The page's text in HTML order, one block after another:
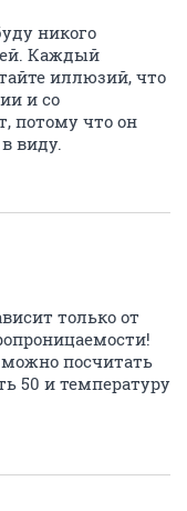
никого
Каждый
иллюзий, что
и со
потому что он
виду.
только от
посчитать
50 и температуру